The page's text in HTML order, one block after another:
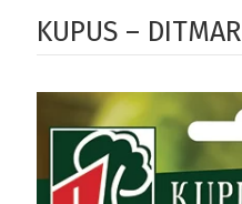
KUPUS – DITMAR